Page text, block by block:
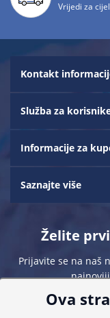
Vrijedi za
Kontakt
Služba za
Informacije za
Saznajte više
Želite
Prijavite se na naš
Ova